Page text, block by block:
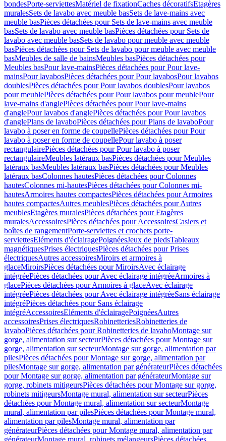
bondesPorte-serviettesMatériel de fixationCaches décoratifsEtagères
muralesSets de lavabo avec meuble basSets de lave-mains avec
meuble basPièces détachées pour Sets de lave-mains avec meuble
basSets de lavabo avec meuble basPièces détachées pour Sets de
lavabo avec meuble basSets de lavabo pour meuble avec meuble
basPièces détachées pour Sets de lavabo pour meuble avec meuble
basMeubles de salle de bainsMeubles basPièces détachées pour
Meubles basPour lave-mainsPièces détachées pour Pour lave-
mainsPour lavabosPièces détachées pour Pour lavabosPour lavabos
doublesPièces détachées pour Pour lavabos doublesPour lavabos
pour meublePièces détachées pour Pour lavabos pour meublePour
lave-mains d'anglePièces détachées pour Pour lave-mains
d'anglePour lavabos d'anglePièces détachées pour Pour lavabos
d'anglePlans de lavaboPièces détachées pour Plans de lavaboPour
lavabo à poser en forme de coupellePièces détachées pour Pour
lavabo à poser en forme de coupellePour lavabo à poser
rectangulairePièces détachées pour Pour lavabo à poser
rectangulaireMeubles latéraux basPièces détachées pour Meubles
latéraux basMeubles latéraux basPièces détachées pour Meubles
latéraux basColonnes hautesPièces détachées pour Colonnes
hautesColonnes mi-hautesPièces détachées pour Colonnes mi-
hautesArmoires hautes compactesPièces détachées pour Armoires
hautes compactesAutres meublesPièces détachées pour Autres
meublesEtagères muralesPièces détachées pour Etagères
muralesAccessoiresPièces détachées pour AccessoiresCasiers et
boîtes de rangementPorte-serviettes et crochets porte-
serviettesEléments d'éclairagePoignéesJeux de piedsTableaux
magnétiquesPrises électriquesPièces détachées pour Prises
électriquesAutres accessoiresMiroirs et armoires à
glaceMiroirsPièces détachées pour MiroirsAvec éclairage
intégréePièces détachées pour Avec éclairage intégréeArmoires à
glacePièces détachées pour Armoires à glaceAvec éclairage
intégréePièces détachées pour Avec éclairage intégréeSans éclairage
intégréPièces détachées pour Sans éclairage
intégréAccessoiresEléments d'éclairagePoignéesAutres
accessoiresPrises électriquesRobinetteriesRobinetteries de
lavaboPièces détachées pour Robinetteries de lavaboMontage sur
gorge, alimentation sur secteurPièces détachées pour Montage sur
gorge, alimentation sur secteurMontage sur gorge, alimentation par
pilesPièces détachées pour Montage sur gorge, alimentation par
pilesMontage sur gorge, alimentation par générateurPièces détachées
pour Montage sur gorge, alimentation par générateurMontage sur
gorge, robinets mitigeursPièces détachées pour Montage sur gorge,
robinets mitigeursMontage mural, alimentation sur secteurPièces
détachées pour Montage mural, alimentation sur secteurMontage
mural, alimentation par pilesPièces détachées pour Montage mural,
alimentation par pilesMontage mural, alimentation par
générateurPièces détachées pour Montage mural, alimentation par
générateurMontage mural, robinets mélangeursPièces détachées